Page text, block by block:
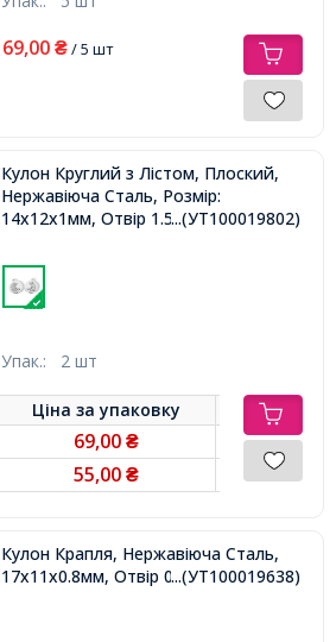
69,00 ₴/ 5 шт
Кулон Круглий з Лістом, Плоский,
Нержавіюча Сталь, Розмір:
14х12х1мм, Отвір 1.5мм,...(УТ100019802)
Упак.: 2 шт
Ціна заупаковку
69,00₴
55,00₴
Кулон Крапля, Нержавіюча Сталь,
17х11х0.8мм, Отвір 0.8мм,...(УТ100019638)